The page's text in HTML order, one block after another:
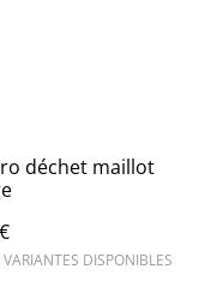
déchet maillot
DISPONIBLES